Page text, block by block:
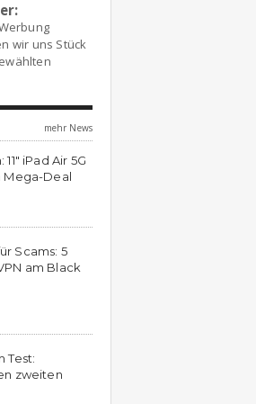
wir uns Stück
mehr News
iPad Air 5G
Mega-Deal
Scams: 5
am Black
Test:
zweiten